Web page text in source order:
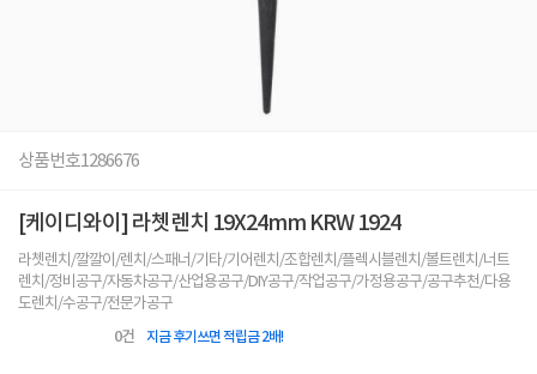
상품번호1286676
[케이디와이] 라쳇렌치 19X24mm KRW 1924
라쳇렌치/깔깔이/렌치/스패너/기타/기어렌치/조합렌치/플렉시블렌치/볼트렌치/너트
렌치/정비공구/자동차공구/산업용공구/DIY공구/작업공구/가정용공구/공구추천/다용
도렌치/수공구/전문가공구
0건 지금 후기쓰면 적립금 2배!